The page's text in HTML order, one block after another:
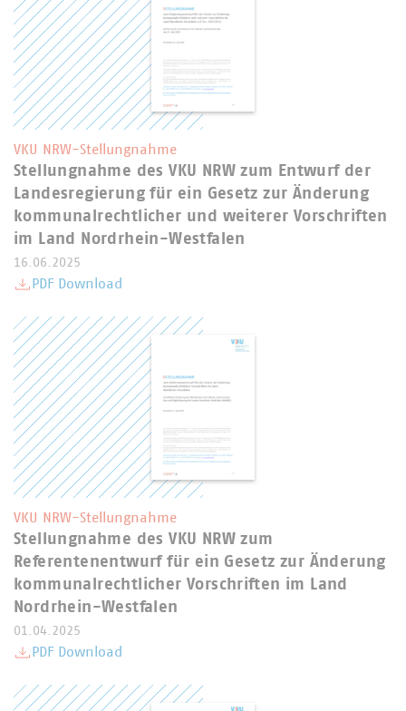
VKU NRW-Stellungnahme
Stellungnahme des VKU NRW zum Entwurf der
Landesregierung für ein Gesetz zur Änderung
kommunalrechtlicher und weiterer Vorschriften
im Land Nordrhein-Westfalen
16.06.2025
PDF Download
VKU NRW-Stellungnahme
Stellungnahme des VKU NRW zum
Referentenentwurf für ein Gesetz zur Änderung
kommunalrechtlicher Vorschriften im Land
Nordrhein-Westfalen
01.04.2025
PDF Download